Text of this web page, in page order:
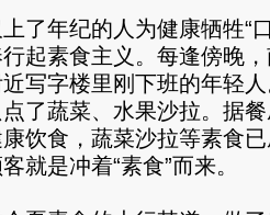
年纪的人为健康牺牲“
起素食主义。每逢傍晚
写字楼里刚下班的年轻
了蔬菜、水果沙拉。据
饮食，蔬菜沙拉等素食
就是冲着“素食”而来。